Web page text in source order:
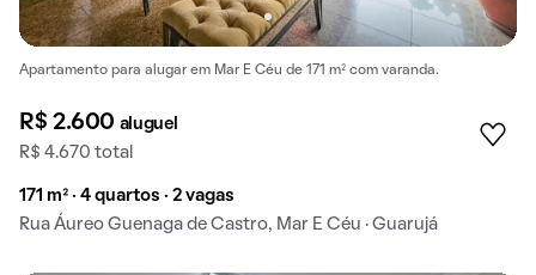
Apartamento para alugar em Mar E Céu de 171 m² com varanda.
R$ 2.600 aluguel
R$ 4.670 total
171 m² · 4 quartos · 2 vagas
Rua Áureo Guenaga de Castro, Mar E Céu · Guarujá